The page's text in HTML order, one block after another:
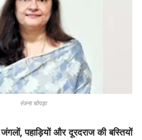
रंजना चोपड़ा
पहाड़ियों और दूरदराज की बस्तियों